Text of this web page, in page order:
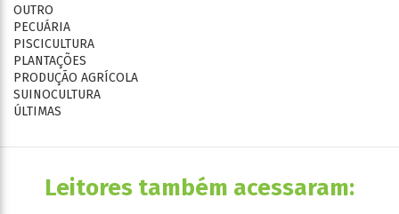
OUTRO
PECUÁRIA
PISCICULTURA
PLANTAÇÕES
PRODUÇÃO AGRÍCOLA
SUINOCULTURA
ÚLTIMAS
Leitores também acessaram: